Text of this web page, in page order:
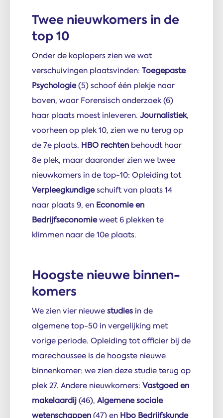
Twee nieuw­komers in de
top 10
Onder de koplopers zien we wat
verschuivingen plaatsvinden: Toegepaste
Psychologie(5) schoof één plekje naar
boven, waar Forensisch onderzoek (6)
haar plaats moest inleveren. Journalistiek,
voorheen op plek 10, zien we nu terug op
de 7e plaats. HBO rechten behoudt haar
8e plek, maar daaronder zien we twee
nieuwkomers in de top-10: Opleiding tot
Verpleegkundigeschuift van plaats 14
naar plaats 9, en Economie en
Bedrijfseconomieweet 6 plekken te
klimmen naar de 10e plaats.
Hoogste nieuwe binnen­
komers
We zien vier nieuwestudies in de
algemene top-50 in vergelijking met
vorige periode. Opleiding tot officier bij de
marechaussee is de hoogste nieuwe
binnenkomer: we zien deze studie terug op
plek 27. Andere nieuwkomers: Vastgoed en
makelaardij(46), Algemene sociale
wetenschappen(47) en Hbo Bedrijfskunde